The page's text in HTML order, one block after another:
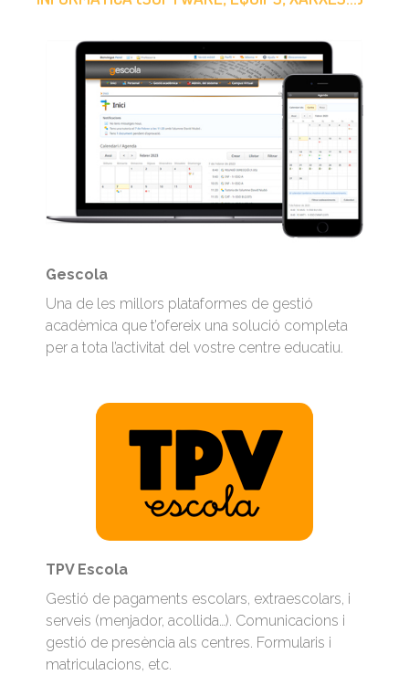
Gescola
Una de les millors plataformes de gestió
acadèmica que t’ofereix una solució completa
per a tota l’activitat del vostre centre educatiu.
TPV Escola
Gestió de pagaments escolars, extraescolars, i
serveis (menjador, acollida…). Comunicacions i
gestió de presència als centres. Formularis i
matriculacions, etc.